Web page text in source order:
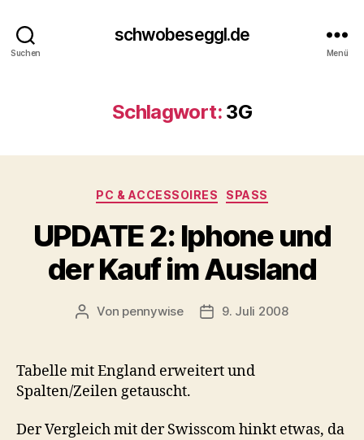
Suchen
schwobeseggl.de
Menü
Schlagwort: 3G
Kategorien
PC & ACCESSOIRES SPASS
UPDATE 2: Iphone und
der Kauf im Ausland
Beitragsautor
Von pennywise Veröffentlichungsdatum
9. Juli 2008
Tabelle mit England erweitert und
Spalten/Zeilen getauscht.
Der Vergleich mit der Swisscom hinkt etwas, da